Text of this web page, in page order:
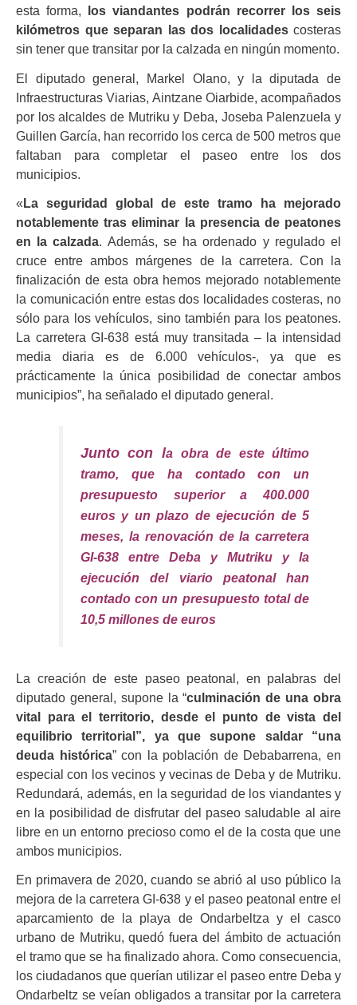
esta forma,
los viandantes podrán recorrer los seis
kilómetros que separan las dos localidadescosteras
sin tener que transitar por la calzada en ningún momento.
El diputado general, Markel Olano, y la diputada de
Infraestructuras Viarias, Aintzane Oiarbide, acompañados
por los alcaldes de Mutriku y Deba, Joseba Palenzuela y
Guillen García, han recorrido los cerca de 500 metros que
faltaban para completar el paseo entre los dos
municipios.
« La seguridad global de este tramo ha mejorado
notablemente tras eliminar la presencia de peatones
en la calzada. Además, se ha ordenado y regulado el
cruce entre ambos márgenes de la carretera. Con la
finalización de esta obra hemos mejorado notablemente
la comunicación entre estas dos localidades costeras, no
sólo para los vehículos, sino también para los peatones.
La carretera GI-638 está muy transitada – la intensidad
media diaria es de 6.000 vehículos-, ya que es
prácticamente la única posibilidad de conectar ambos
municipios”, ha señalado el diputado general.
Junto con la obra de este último
tramo, que ha contado con un
presupuesto superior a 400.000
euros y un plazo de ejecución de 5
meses, la renovación de la carretera
GI-638 entre Deba y Mutriku y la
ejecución del viario peatonal han
contado con un presupuesto total de
10,5 millones de euros
La creación de este paseo peatonal, en palabras del
diputado general, supone la “culminación de una obra
vital para el territorio, desde el punto de vista del
equilibrio territorial”, ya que supone saldar “una
deuda histórica” con la población de Debabarrena, en
especial con los vecinos y vecinas de Deba y de Mutriku.
Redundará, además, en la seguridad de los viandantes y
en la posibilidad de disfrutar del paseo saludable al aire
libre en un entorno precioso como el de la costa que une
ambos municipios.
En primavera de 2020, cuando se abrió al uso público la
mejora de la carretera GI-638 y el paseo peatonal entre el
aparcamiento de la playa de Ondarbeltza y el casco
urbano de Mutriku, quedó fuera del ámbito de actuación
el tramo que se ha finalizado ahora. Como consecuencia,
los ciudadanos que querían utilizar el paseo entre Deba y
Ondarbeltz se veían obligados a transitar por la carretera